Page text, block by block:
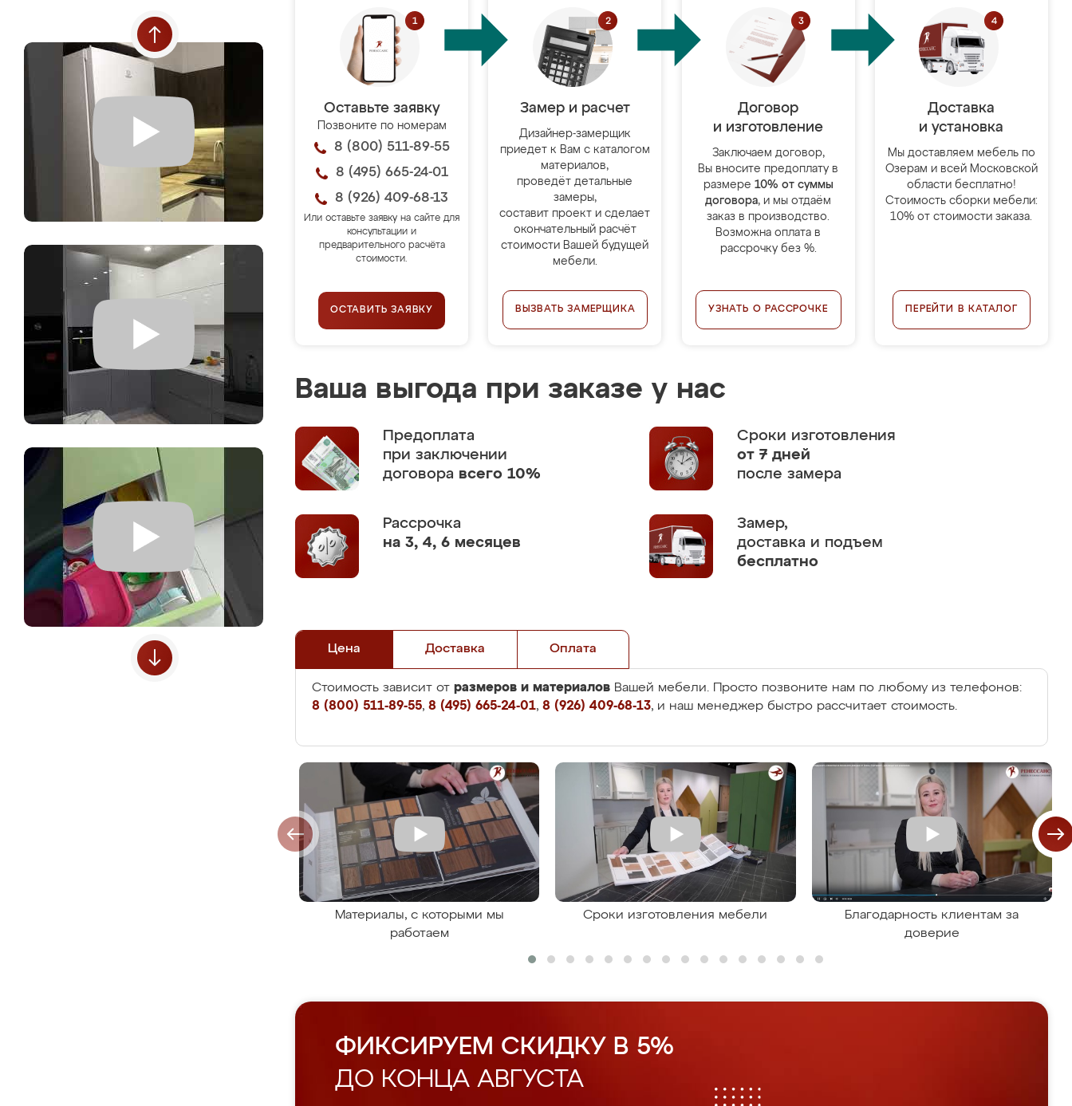
Оставьте заявку
Позвоните по номерам
8 (800) 511-89-55
8 (495) 665-24-01
8 (926) 409-68-13
Или оставьте заявку на сайте для
консультации и
предварительного расчёта
стоимости.
ОСТАВИТЬ ЗАЯВКУ
Замер и расчет
Дизайнер-замерщик
приедет к Вам с каталогом
материалов,
проведёт детальные
замеры,
составит проект и сделает
окончательный расчёт
стоимости Вашей будущей
мебели.
ВЫЗВАТЬ ЗАМЕРЩИКА
Договор
и изготовление
Заключаем договор,
Вы вносите предоплату в
размере 10% от суммы
договора, и мы отдаём
заказ в производство.
Возможна оплата в
рассрочку без %.
УЗНАТЬ О РАССРОЧКЕ
Доставка
и установка
Мы доставляем мебель по
Озерам и всей Московской
области бесплатно!
Стоимость сборки мебели:
10% от стоимости заказа.
ПЕРЕЙТИ В КАТАЛОГ
Ваша выгода при заказе у нас
Предоплата
при заключении
договора всего 10%
Сроки изготовления
от 7 дней
после замера
Рассрочка
на 3, 4, 6 месяцев
Замер,
доставка и подъем
бесплатно
Цена Доставка Оплата
Стоимость зависит от размеров и материалов Вашей мебели. Просто позвоните нам по любому из телефонов:
8 (800) 511-89-55, 8 (495) 665-24-01, 8 (926) 409-68-13, и наш менеджер быстро рассчитает стоимость.
Материалы, с которыми мы
работаем
Сроки изготовления мебели
Благодарность клиентам за
доверие
ФИКСИРУЕМ СКИДКУ В 5%
ДО КОНЦА АВГУСТА